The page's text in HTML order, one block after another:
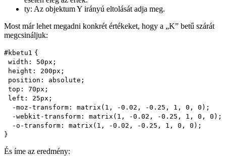
ty: Az objektum Y irányú eltolását adja meg.
Most már lehet megadni konkrét értékeket, hogy a „K” betű szárát
megcsináljuk:
#kbetu1 {
width : 50px ;
height : 200px ;
position : absolute ;
top : 70px ;
left : 25px ;
-moz-transform : matrix( 1 , -0.02 , -0.25 , 1 , 0 , 0 );
-webkit-transform : matrix( 1 , -0.02 , -0.25 , 1 , 0 , 0 );
-o-transform : matrix( 1 , -0.02 , -0.25 , 1 , 0 , 0 );
}
És íme az eredmény: